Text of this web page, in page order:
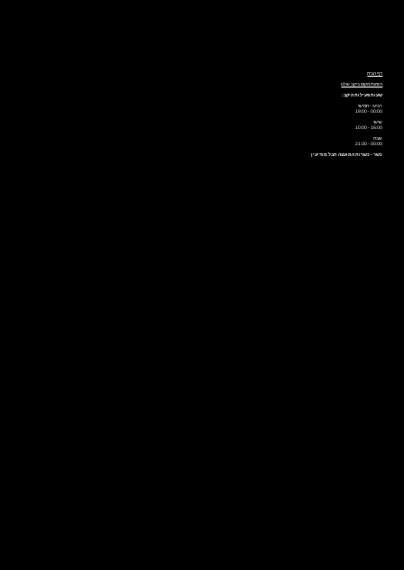
דף הבית
הזמנת מקום ביקב שלנו
שעות פעילות היקב:
רביעי - חמישי
00:00 - 19:00
שישי
16:00 - 10:00
שבת
00:00 - 21:30
כשר - כשרות המועצה חבל מודיעין